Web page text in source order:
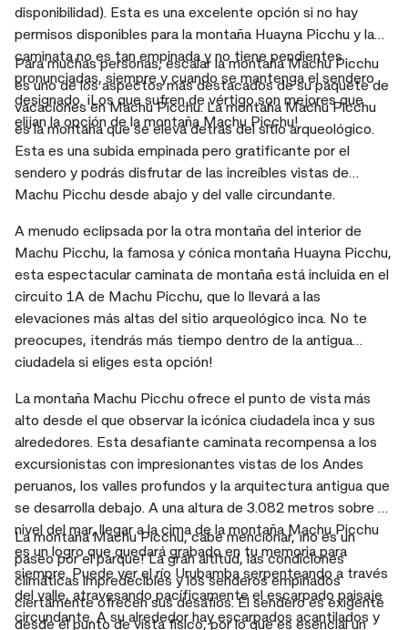
disponibilidad). Esta es una excelente opción si no hay
permisos disponibles para la montaña Huayna Picchu y la
caminata no es tan empinada y no tiene pendientes
pronunciadas, siempre y cuando se mantenga el sendero
designado. ¡Los que sufren de vértigo son mejores que
elijan la opción de la montaña Machu Picchu!
Para muchas personas, escalar la montaña Machu Picchu
es uno de los aspectos más destacados de su paquete de
vacaciones en Machu Picchu. La montaña Machu Picchu
es la montaña que se eleva detrás del sitio arqueológico.
Esta es una subida empinada pero gratificante por el
sendero y podrás disfrutar de las increíbles vistas de
Machu Picchu desde abajo y del valle circundante.
A menudo eclipsada por la otra montaña del interior de
Machu Picchu, la famosa y cónica montaña Huayna Picchu,
esta espectacular caminata de montaña está incluida en el
circuito 1A de Machu Picchu, que lo llevará a las
elevaciones más altas del sitio arqueológico inca. No te
preocupes, ¡tendrás más tiempo dentro de la antigua
ciudadela si eliges esta opción!
La montaña Machu Picchu ofrece el punto de vista más
alto desde el que observar la icónica ciudadela inca y sus
alrededores. Esta desafiante caminata recompensa a los
excursionistas con impresionantes vistas de los Andes
peruanos, los valles profundos y la arquitectura antigua que
se desarrolla debajo. A una altura de 3.082 metros sobre el
nivel del mar, llegar a la cima de la montaña Machu Picchu
es un logro que quedará grabado en tu memoria para
siempre. Puede ver el río Urubamba serpenteando a través
del valle, atravesando pacíficamente el escarpado paisaje
circundante. A su alrededor hay escarpados acantilados y
La montaña Machu Picchu, cabe mencionar, ¡no es un
paseo por el parque! La gran altitud, las condiciones
climáticas impredecibles y los senderos empinados
ciertamente ofrecen sus desafíos. El sendero es exigente
desde el punto de vista físico, por lo que es esencial un